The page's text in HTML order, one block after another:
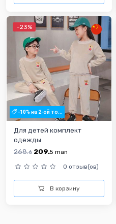
-23%
-10% на 2-ой то...
Для детей комплект
одежды
268.6 209.5 man
0 отзыв(ов)
В корзину